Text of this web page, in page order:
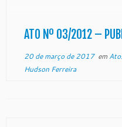
ATO Nº 03/2012 –
20 de março de 2017em
Hudson Ferreira